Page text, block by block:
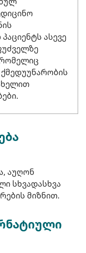
ასევე
აუღონ
სხვადასხვა
მიზნით.